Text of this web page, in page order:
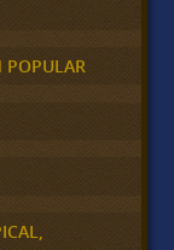
POPULAR